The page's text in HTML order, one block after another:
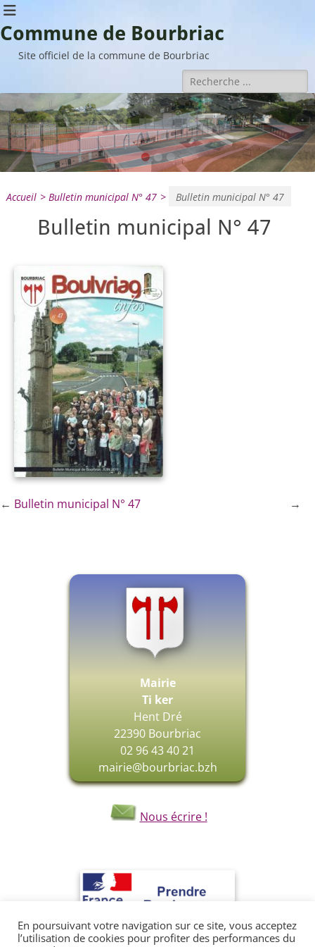
Commune de Bourbriac
Site officiel de la commune de Bourbriac
Rechercher :
•••
Accueil > Bulletin municipal N° 47 > Bulletin municipal N° 47
Bulletin municipal N° 47
← Bulletin municipal N° 47 →
Mairie
Ti ker
Hent Dré
22390 Bourbriac
02 96 43 40 21
mairie@bourbriac.bzh
Nous écrire !
En poursuivant votre navigation sur ce site, vous acceptez
l’utilisation de cookies pour profiter des performances du